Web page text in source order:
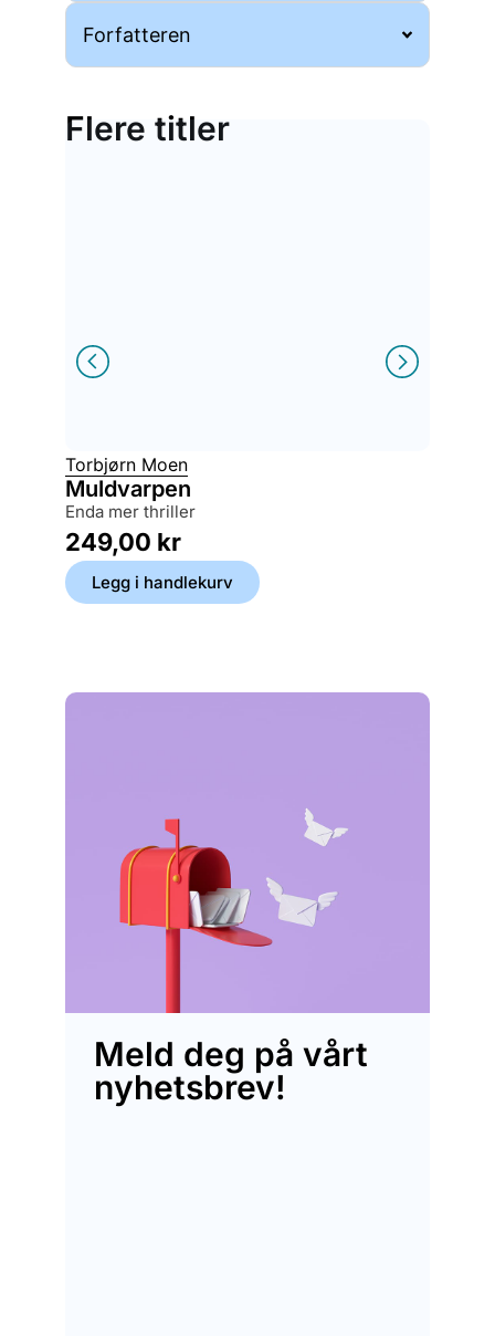
Forfatteren
Flere titler
Torbjørn Moen
Muldvarpen
enda mer thriller
249,00 kr
Legg i handlekurv
Meld deg på vårt
nyhetsbrev!